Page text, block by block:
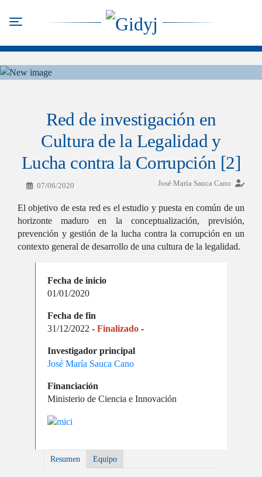
principal
Red de investigación en
Cultura de la Legalidad y
Lucha contra la Corrupción [2]
07/06/2020 José María Sauca Cano
El objetivo de esta red es el estudio y puesta en común de un
horizonte maduro en la conceptualización, previsión,
prevención y gestión de la lucha contra la corrupción en un
contexto general de desarrollo de una cultura de la legalidad.
Fecha de inicio
01/01/2020
Fecha de fin
31/12/2022 - Finalizado -
Investigador principal
José María Sauca Cano
Financiación
Ministerio de Ciencia e Innovación
Resumen Equipo